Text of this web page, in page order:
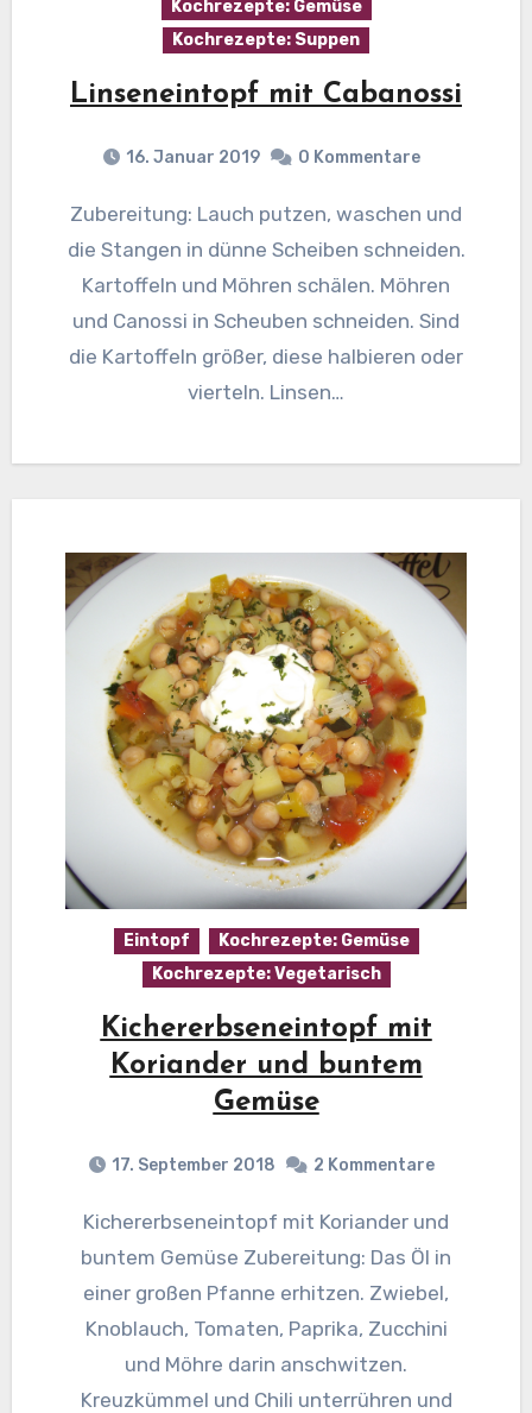
Kochrezepte: Gemüse
Kochrezepte: Suppen
Linseneintopf mit Cabanossi
16. Januar 2019 0 Kommentare
Zubereitung: Lauch putzen, waschen und
die Stangen in dünne Scheiben schneiden.
Kartoffeln und Möhren schälen. Möhren
und Canossi in Scheuben schneiden. Sind
die Kartoffeln größer, diese halbieren oder
vierteln. Linsen…
Eintopf
Kochrezepte: Gemüse
Kochrezepte: Vegetarisch
Kichererbseneintopf mit
Koriander und buntem
Gemüse
17. September 2018 2 Kommentare
Kichererbseneintopf mit Koriander und
buntem Gemüse Zubereitung: Das Öl in
einer großen Pfanne erhitzen. Zwiebel,
Knoblauch, Tomaten, Paprika, Zucchini
und Möhre darin anschwitzen.
Kreuzkümmel und Chili unterrühren und